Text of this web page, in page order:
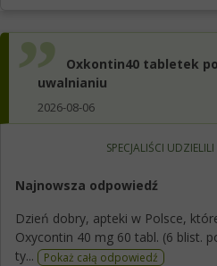
Oxkontin40 tabletek
uwalnianiu
2026-08-06
SPECJALIŚCI UDZIELILI
Najnowsza odpowiedź
Dzień dobry, apteki w Polsce,
Oxycontin 40 mg 60 tabl. (6 blist.
ty...
Pokaż całą odpowiedź